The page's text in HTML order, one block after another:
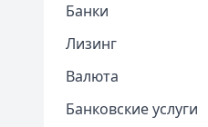
Банки
Лизинг
Валюта
Банковские услуги